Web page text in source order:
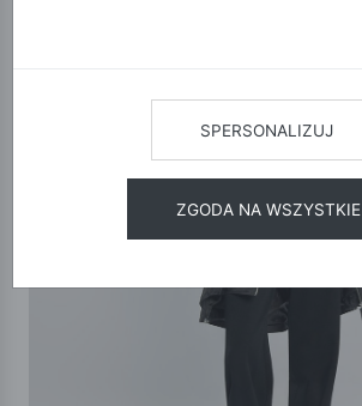
SPERSONALIZUJ
ZGODA NA WSZYSTKIE